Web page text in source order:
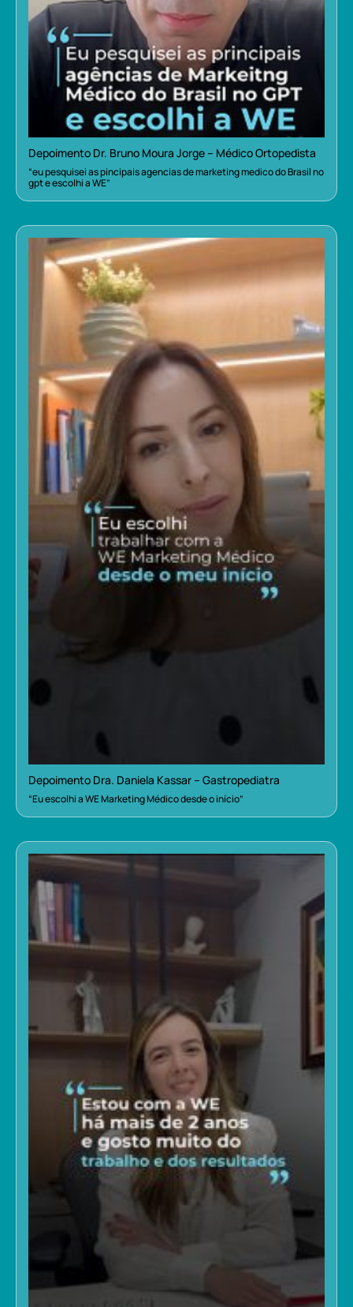
Depoimento Dr. Bruno Moura Jorge – Médico Ortopedista
“eu pesquisei as pincipais agencias de marketing medico do Brasil no
gpt e escolhi a WE”
Depoimento Dra. Daniela Kassar – Gastropediatra
“Eu escolhi a WE Marketing Médico desde o início”